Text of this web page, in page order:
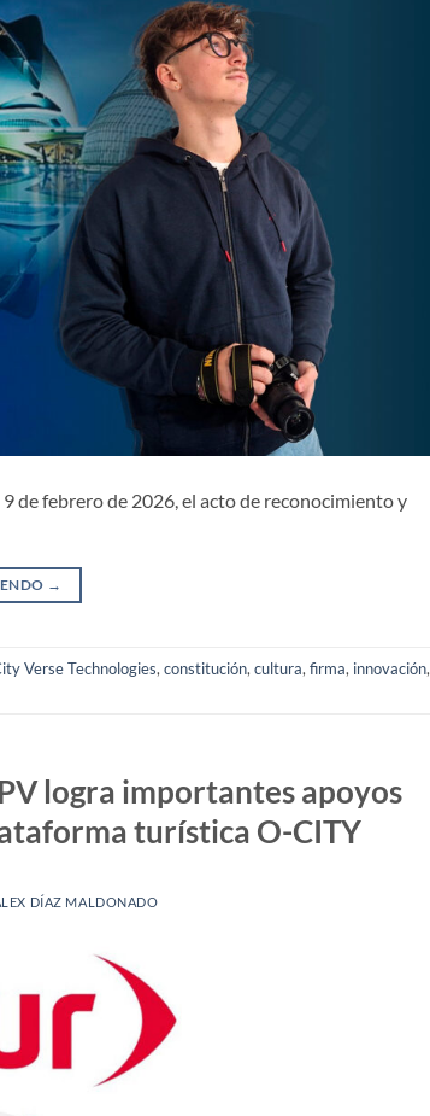
de febrero de 2026, el acto de reconocimiento y
→
Verse Technologies, constitución, cultura, firma, innovación,
logra importantes apoyos
turística O-CITY
DÍAZ MALDONADO